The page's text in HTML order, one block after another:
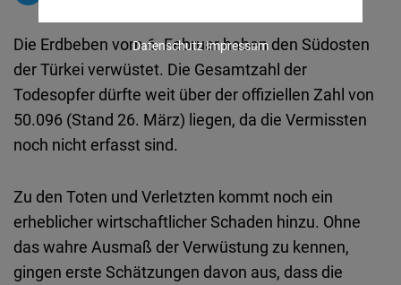
Die Erdbeben vom 6. Februar haben den Südosten
der Türkei verwüstet. Die Gesamtzahl der
Todesopfer dürfte weit über der offiziellen Zahl von
50.096 (Stand 26. März) liegen, da die Vermissten
noch nicht erfasst sind.
Zu den Toten und Verletzten kommt noch ein
erheblicher wirtschaftlicher Schaden hinzu. Ohne
das wahre Ausmaß der Verwüstung zu kennen,
gingen erste Schätzungen davon aus, dass die
Google
Maps
Embed
Flickr
Embed
DatenschutzImpressum